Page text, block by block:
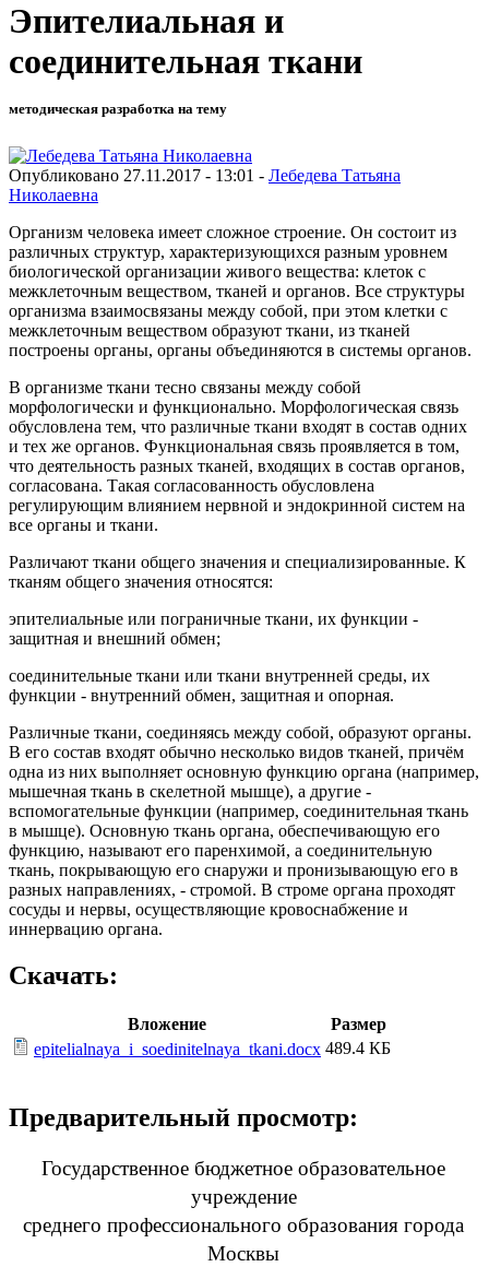
Эпителиальная и
соединительная ткани
методическая разработка на тему
Опубликовано 27.11.2017 - 13:01 - Лебедева Татьяна
Николаевна
Организм человека имеет сложное строение. Он состоит из
различных структур, характеризующихся разным уровнем
биологической организации живого вещества: клеток с
межклеточным веществом, тканей и органов. Все структуры
организма взаимосвязаны между собой, при этом клетки с
межклеточным веществом образуют ткани, из тканей
построены органы, органы объединяются в системы органов.
В организме ткани тесно связаны между собой
морфологически и функционально. Морфологическая связь
обусловлена тем, что различные ткани входят в состав одних
и тех же органов. Функциональная связь проявляется в том,
что деятельность разных тканей, входящих в состав органов,
согласована. Такая согласованность обусловлена
регулирующим влиянием нервной и эндокринной систем на
все органы и ткани.
Различают ткани общего значения и специализированные. К
тканям общего значения относятся:
эпителиальные или пограничные ткани, их функции -
защитная и внешний обмен;
соединительные ткани или ткани внутренней среды, их
функции - внутренний обмен, защитная и опорная.
Различные ткани, соединяясь между собой, образуют органы.
В его состав входят обычно несколько видов тканей, причём
одна из них выполняет основную функцию органа (например,
мышечная ткань в скелетной мышце), а другие -
вспомогательные функции (например, соединительная ткань
в мышце). Основную ткань органа, обеспечивающую его
функцию, называют его паренхимой, а соединительную
ткань, покрывающую его снаружи и пронизывающую его в
разных направлениях, - стромой. В строме органа проходят
сосуды и нервы, осуществляющие кровоснабжение и
иннервацию органа.
Скачать:
Вложение
Размер
epitelialnaya_i_soedinitelnaya_tkani.docx 489.4 КБ
Предварительный просмотр:
Государственное бюджетное образовательное
учреждение
среднего профессионального образования города
Москвы